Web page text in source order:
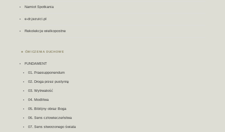
Namiot Spotkania
e-dr.jezuici.pl
Rekolekcje wielkopostne
ĆWICZENIA DUCHOWE
FUNDAMENT
01. Praesupponendum
02. Droga przez pustynię
03. Wytrwałość
04. Modlitwa
05. Biblijny obraz Boga
06. Sens człowieczeństwa
07. Sens stworzonego świata